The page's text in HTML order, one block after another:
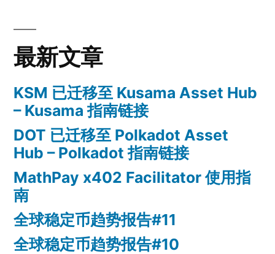
最新文章
KSM 已迁移至 Kusama Asset Hub
– Kusama 指南链接
DOT 已迁移至 Polkadot Asset
Hub – Polkadot 指南链接
MathPay x402 Facilitator 使用指
南
全球稳定币趋势报告#11
全球稳定币趋势报告#10